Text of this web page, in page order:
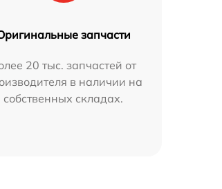
запчасти
20 тыс. запчастей от
в наличии на
собственных складах.